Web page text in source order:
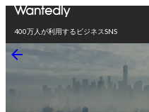
400万人が利用するビジネスSNS